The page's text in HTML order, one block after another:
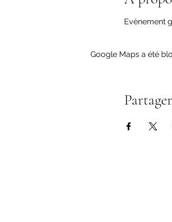
Evènement
Google Maps a été